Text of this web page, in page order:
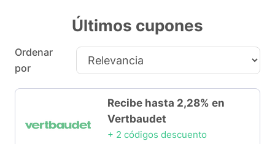
Últimos cupones
Ordenar
por
Recibe hasta 2,28% en
Vertbaudet
+ 2 códigos descuento